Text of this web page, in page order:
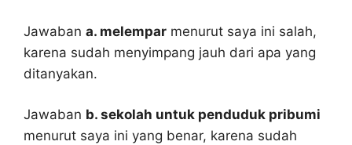
Jawaban a. melempar menurut saya ini salah,
karena sudah menyimpang jauh dari apa yang
ditanyakan.
Jawaban b. sekolah untuk penduduk pribumi
menurut saya ini yang benar, karena sudah